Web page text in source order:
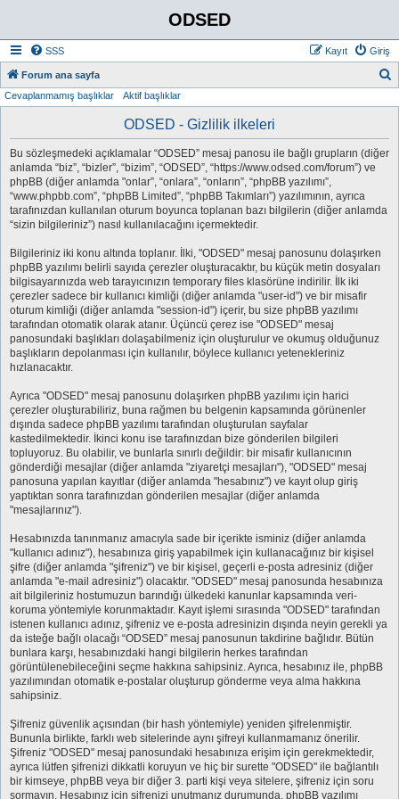
ODSED
SSS Giriş
Kayıt
Forum ana sayfa
Cevaplanmamış başlıklar Aktif başlıklar
ODSED - Gizlilik ilkeleri
Bu sözleşmedeki açıklamalar “ODSED” mesaj panosu ile bağlı grupların (diğer
anlamda “biz”, “bizler”, “bizim”, “ODSED”, “https://www.odsed.com/forum”) ve
phpBB (diğer anlamda "onlar”, “onlara”, “onların”, “phpBB yazılımı”,
“www.phpbb.com”, “phpBB Limited”, “phpBB Takımları”) yazılımının, ayrıca
tarafınızdan kullanılan oturum boyunca toplanan bazı bilgilerin (diğer anlamda
“sizin bilgileriniz”) nasıl kullanılacağını içermektedir.
Bilgileriniz iki konu altında toplanır. İlki, "ODSED" mesaj panosunu dolaşırken
phpBB yazılımı belirli sayıda çerezler oluşturacaktır, bu küçük metin dosyaları
bilgisayarınızda web tarayıcınızın temporary files klasörüne indirilir. İlk iki
çerezler sadece bir kullanıcı kimliği (diğer anlamda "user-id") ve bir misafir
oturum kimliği (diğer anlamda "session-id") içerir, bu size phpBB yazılımı
tarafından otomatik olarak atanır. Üçüncü çerez ise "ODSED" mesaj
panosundaki başlıkları dolaşabilmeniz için oluşturulur ve okumuş olduğunuz
başlıkların depolanması için kullanılır, böylece kullanıcı yetenekleriniz
hızlanacaktır.
Ayrıca "ODSED" mesaj panosunu dolaşırken phpBB yazılımı için harici
çerezler oluşturabiliriz, buna rağmen bu belgenin kapsamında görünenler
dışında sadece phpBB yazılımı tarafından oluşturulan sayfalar
kastedilmektedir. İkinci konu ise tarafınızdan bize gönderilen bilgileri
topluyoruz. Bu olabilir, ve bunlarla sınırlı değildir: bir misafir kullanıcının
gönderdiği mesajlar (diğer anlamda "ziyaretçi mesajları"), "ODSED" mesaj
panosuna yapılan kayıtlar (diğer anlamda "hesabınız") ve kayıt olup giriş
yaptıktan sonra tarafınızdan gönderilen mesajlar (diğer anlamda
"mesajlarınız").
Hesabınızda tanınmanız amacıyla sade bir içerikte isminiz (diğer anlamda
"kullanıcı adınız"), hesabınıza giriş yapabilmek için kullanacağınız bir kişisel
şifre (diğer anlamda "şifreniz") ve bir kişisel, geçerli e-posta adresiniz (diğer
anlamda "e-mail adresiniz") olacaktır. "ODSED" mesaj panosunda hesabınıza
ait bilgileriniz hostumuzun barındığı ülkedeki kanunlar kapsamında veri-
koruma yöntemiyle korunmaktadır. Kayıt işlemi sırasında "ODSED" tarafından
istenen kullanıcı adınız, şifreniz ve e-posta adresinizin dışında neyin gerekli ya
da isteğe bağlı olacağı “ODSED” mesaj panosunun takdirine bağlıdır. Bütün
bunlara karşı, hesabınızdaki hangi bilgilerin herkes tarafından
görüntülenebileceğini seçme hakkına sahipsiniz. Ayrıca, hesabınız ile, phpBB
yazılımından otomatik e-postalar oluşturup gönderme veya alma hakkına
sahipsiniz.
Şifreniz güvenlik açısından (bir hash yöntemiyle) yeniden şifrelenmiştir.
Bununla birlikte, farklı web sitelerinde aynı şifreyi kullanmamanız önerilir.
Şifreniz "ODSED" mesaj panosundaki hesabınıza erişim için gerekmektedir,
ayrıca lütfen şifrenizi dikkatli koruyun ve hiç bir surette "ODSED" ile bağlantılı
bir kimseye, phpBB veya bir diğer 3. parti kişi veya sitelere, şifreniz için soru
sormayın. Hesabınız için şifrenizi unutmanız durumunda, phpBB yazılımı